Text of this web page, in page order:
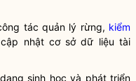
tác quản lý rừng, kiểm
nhật cơ sở dữ liệu tài
sinh học và phát triển